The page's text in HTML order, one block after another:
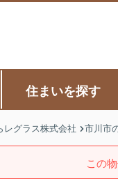
住まいを探す
レグラス株式会社 市川市
この